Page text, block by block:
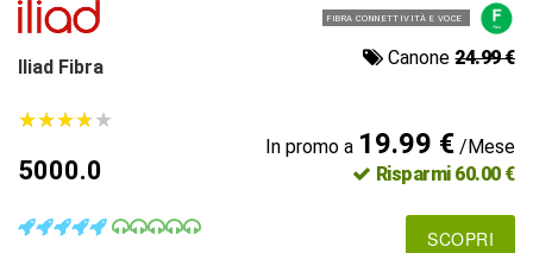
FIBRA CONNETTIVITÀ E VOCE
Iliad Fibra Canone24.99 €
★★★★★
★★★★★
5000.0
In promo a 19.99 €/Mese
Risparmi 60.00 €
SCOPRI